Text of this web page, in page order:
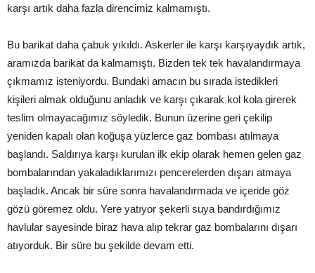
karşı artık daha fazla direncimiz kalmamıştı.
Bu barikat daha çabuk yıkıldı. Askerler ile karşı karşıyaydık artık,
aramızda barikat da kalmamıştı. Bizden tek tek havalandırmaya
çıkmamız isteniyordu. Bundaki amacın bu sırada istedikleri
kişileri almak olduğunu anladık ve karşı çıkarak kol kola girerek
teslim olmayacağımız söyledik. Bunun üzerine geri çekilip
yeniden kapalı olan koğuşa yüzlerce gaz bombası atılmaya
başlandı. Saldırıya karşı kurulan ilk ekip olarak hemen gelen gaz
bombalarından yakaladıklarımızı pencerelerden dışarı atmaya
başladık. Ancak bir süre sonra havalandırmada ve içeride göz
gözü göremez oldu. Yere yatıyor şekerli suya bandırdığımız
havlular sayesinde biraz hava alıp tekrar gaz bombalarını dışarı
atıyorduk. Bir süre bu şekilde devam etti.